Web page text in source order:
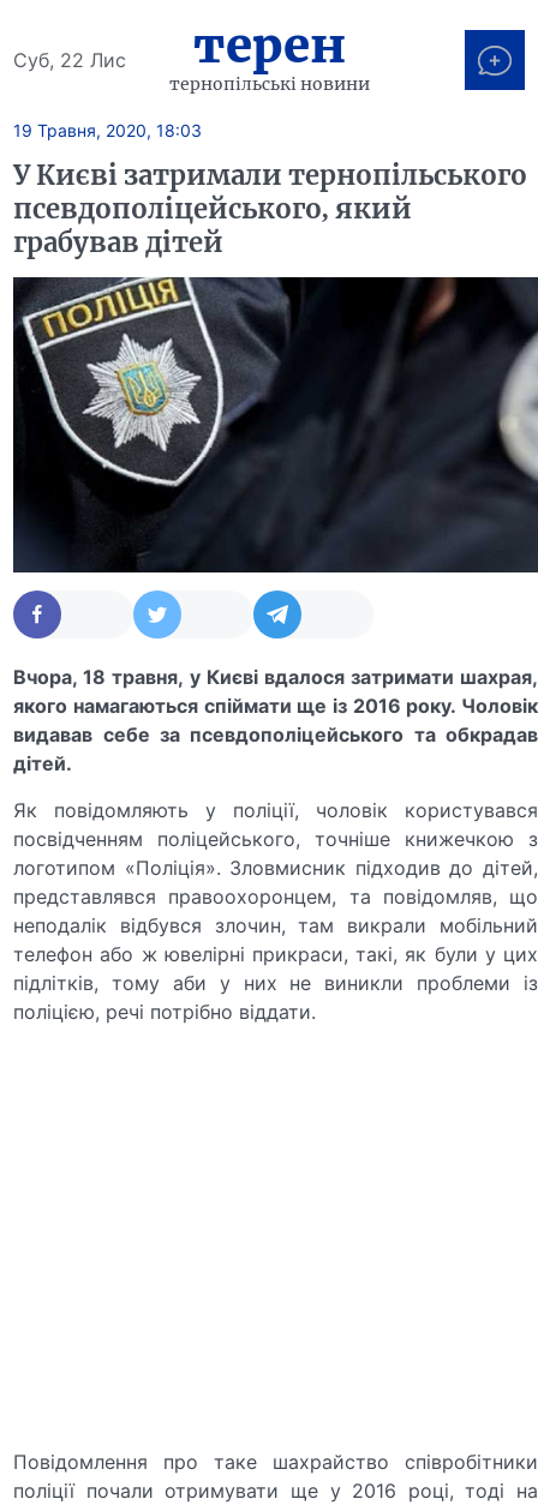
Суб, 22 Лис терен
тернопільські новини
19 Травня, 2020, 18:03
У Києві затримали тернопільського
псевдополіцейського, який
грабував дітей
Вчора, 18 травня, у Києві вдалося затримати шахрая,
якого намагаються спіймати ще із 2016 року. Чоловік
видавав себе за псевдополіцейського та обкрадав
дітей.
Як повідомляють у поліції, чоловік користувався
посвідченням поліцейського, точніше книжечкою з
логотипом «Поліція». Зловмисник підходив до дітей,
представлявся правоохоронцем, та повідомляв, що
неподалік відбувся злочин, там викрали мобільний
телефон або ж ювелірні прикраси, такі, як були у цих
підлітків, тому аби у них не виникли проблеми із
поліцією, речі потрібно віддати.
Повідомлення про таке шахрайство співробітники
поліції почали отримувати ще у 2016 році, тоді на